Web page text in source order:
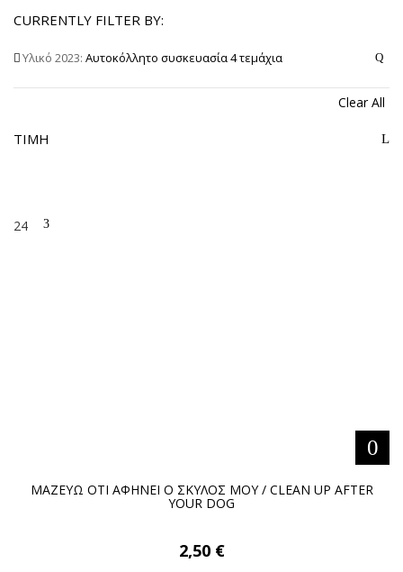
CURRENTLY FILTER BY:
Υλικό 2023: Αυτοκόλλητο συσκευασία 4 τεμάχια
Clear All
ΤΙΜΉ
24
ΜΑΖΕΥΩ ΟΤΙ ΑΦΗΝΕΙ Ο ΣΚΥΛΟΣ ΜΟΥ / CLEAN UP AFTER
YOUR DOG
2,50 €